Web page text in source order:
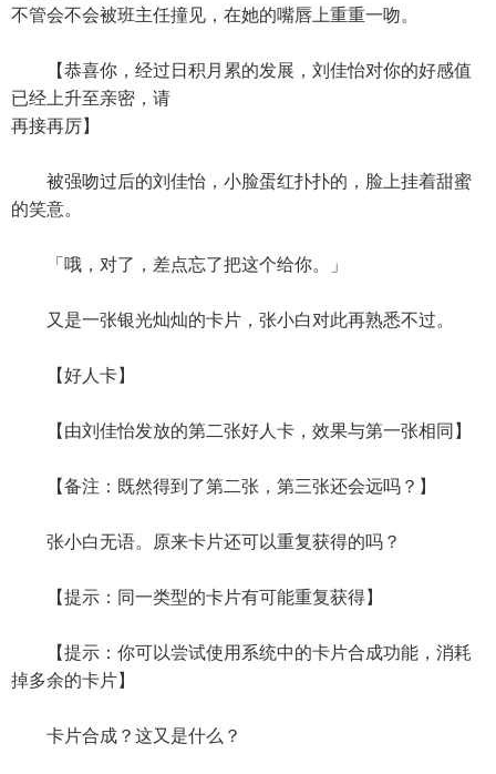
不管会不会被班主任撞见，在她的嘴唇上重重一吻。
【恭喜你，经过日积月累的发展，刘佳怡对你的好感值
已经上升至亲密，请
再接再厉】
被强吻过后的刘佳怡，小脸蛋红扑扑的，脸上挂着甜蜜
的笑意。
「哦，对了，差点忘了把这个给你。」
又是一张银光灿灿的卡片，张小白对此再熟悉不过。
【好人卡】
【由刘佳怡发放的第二张好人卡，效果与第一张相同】
【备注：既然得到了第二张，第三张还会远吗？】
张小白无语。原来卡片还可以重复获得的吗？
【提示：同一类型的卡片有可能重复获得】
【提示：你可以尝试使用系统中的卡片合成功能，消耗
掉多余的卡片】
卡片合成？这又是什么？